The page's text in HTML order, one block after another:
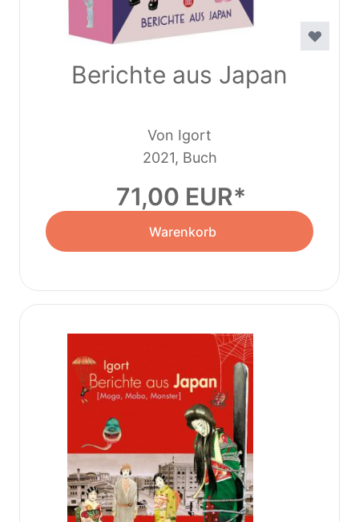
Berichte aus Japan
Von Igort
2021, Buch
71,00 EUR
Warenkorb